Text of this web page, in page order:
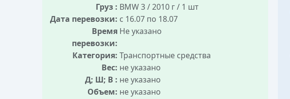
Груз : BMW 3 / 2010 г / 1 шт
Дата перевозки: с 16.07 по 18.07
Время
перевозки:
Не указано
Категория: Транспортные средства
Вес: не указано
Д; Ш; В : не указано
Объем: не указано